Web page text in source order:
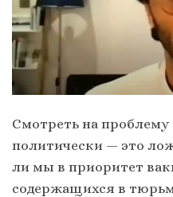
Смотреть на
политически — это
ли мы в приоритет
содержащихся в